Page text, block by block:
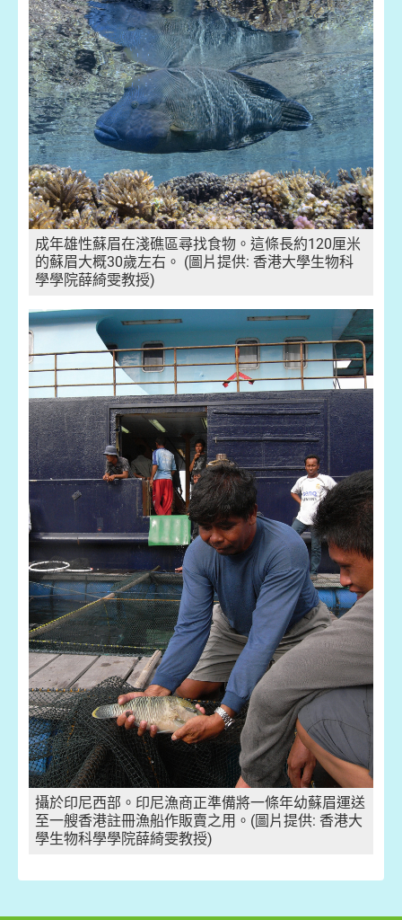
成年雄性蘇眉在淺礁區尋找食物。這條長約120厘米
的蘇眉大概30歲左右。 (圖片提供: 香港大學生物科
學學院薛綺雯教授)
攝於印尼西部。印尼漁商正準備將一條年幼蘇眉運送
至一艘香港註冊漁船作販賣之用。(圖片提供: 香港大
學生物科學學院薛綺雯教授)